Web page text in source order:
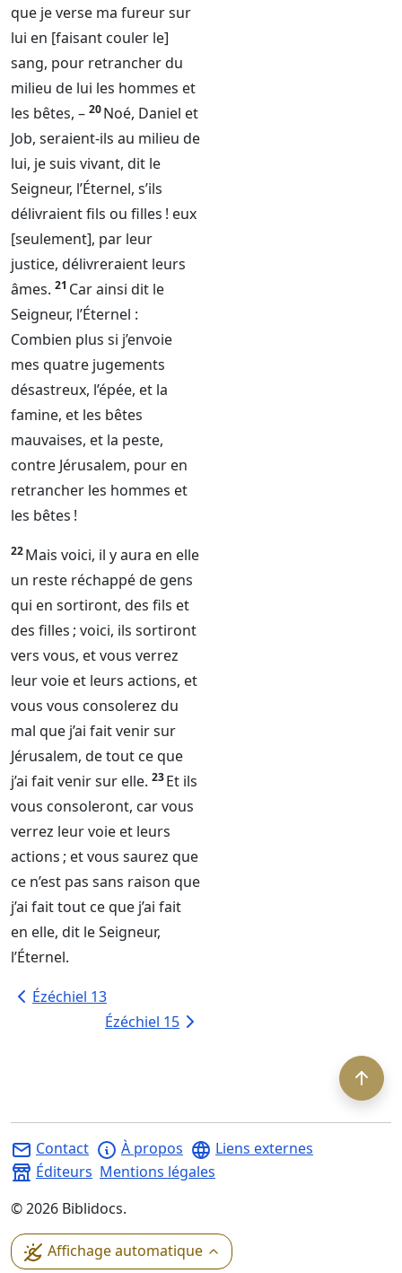
que je verse ma fureur sur
lui en [faisant couler le]
sang, pour retrancher du
milieu de lui les hommes et
les bêtes, – 20Noé, Daniel et
Job, seraient-ils au milieu de
lui, je suis vivant, dit le
Seigneur, l’Éternel, s’ils
délivraient fils ou filles ! eux
[seulement], par leur
justice, délivreraient leurs
âmes. 21 Car ainsi dit le
Seigneur, l’Éternel :
Combien plus si j’envoie
mes quatre jugements
désastreux, l’épée, et la
famine, et les bêtes
mauvaises, et la peste,
contre Jérusalem, pour en
retrancher les hommes et
les bêtes !
22Mais voici, il y aura en elle
un reste réchappé de gens
qui en sortiront, des fils et
des filles ; voici, ils sortiront
vers vous, et vous verrez
leur voie et leurs actions, et
vous vous consolerez du
mal que j’ai fait venir sur
Jérusalem, de tout ce que
j’ai fait venir sur elle. 23Et ils
vous consoleront, car vous
verrez leur voie et leurs
actions ; et vous saurez que
ce n’est pas sans raison que
j’ai fait tout ce que j’ai fait
en elle, dit leSeigneur,
l’Éternel.
Ézéchiel 13
Ézéchiel 15
Contact À propos
Liens externes
Éditeurs Mentions légales
©2026 Biblidocs.
Affichage automatique